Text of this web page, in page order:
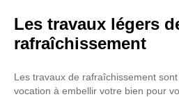
Les travaux légers
rafraîchissement
Les travaux de rafraîchissement
vocation à embellir votre bien pour